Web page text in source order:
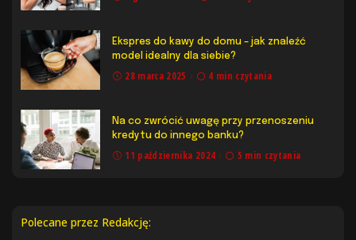
Ekspres do kawy do domu – jak znaleźć
model idealny dla siebie?
28 marca 2025 4 min czytania
Na co zwrócić uwagę przy przenoszeniu
kredytu do innego banku?
11 października 2024 5 min czytania
Polecane przez Redakcję: